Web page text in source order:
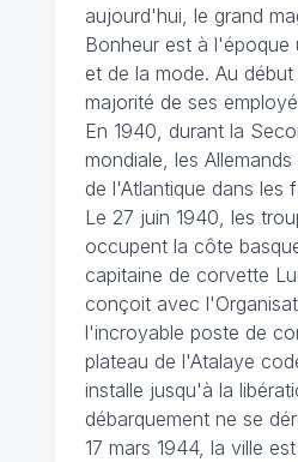
aujourd'hui, le grand
Bonheur est à l'époque
et de la mode. Au
majorité de ses
En 1940, durant la
mondiale, les
de l'Atlantique dans les
Le 27 juin 1940, les
occupent la côte
capitaine de corvette
conçoit avec
l'incroyable poste de
plateau de l'Atalaye
installe jusqu'à la
débarquement ne se
17 mars 1944, la ville